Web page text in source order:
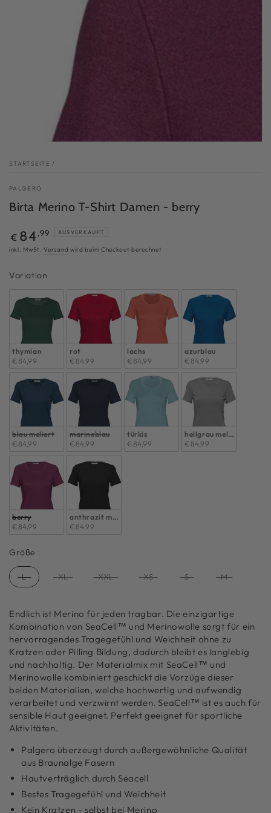
STARTSEITE /
PALGERO
Birta Merino T-Shirt Damen - berry
Regulärer
Preis
€ 84 ,99 AUSVERKAUFT
inkl. MwSt.Versand wird beim Checkout berechnet
Variation
thymian
€84,99
rot
€84,99
lachs
€84,99
azurblau
€84,99
blau meliert
€84,99
marineblau
€84,99
türkis
€84,99
hellgrau meliert
€84,99
berry
€84,99
anthrazit meliert
€84,99
Größe
L XL XXL XS S M
Endlich ist Merino für jeden tragbar. Die einzigartige
Kombination von SeaCell™ und Merinowolle sorgt für ein
hervorragendes Tragegefühl und Weichheit ohne zu
Kratzen oder Pilling Bildung, dadurch bleibt es langlebig
und nachhaltig. Der Materialmix mit SeaCell™ und
Merinowolle kombiniert geschickt die Vorzüge dieser
beiden Materialien, welche hochwertig und aufwendig
verarbeitet und verzwirnt werden. SeaCell™ ist es auch für
sensible Haut geeignet. Perfekt geeignet für sportliche
Aktivitäten.
Palgero überzeugt durch außergewöhnliche Qualität
aus Braunalge Fasern
Hautverträglich durch Seacell
Bestes Tragegefühl und Weichheit
Kein Kratzen - selbst bei Merino